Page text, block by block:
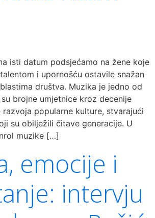
isti datum podsjećamo na žene koje
i upornošću ostavile snažan
društva. Muzika je jedno od
brojne umjetnice kroz decenije
popularne kulture, stvarajući
su obilježili čitave generacije. U
muzike […]
emocije i
intervju